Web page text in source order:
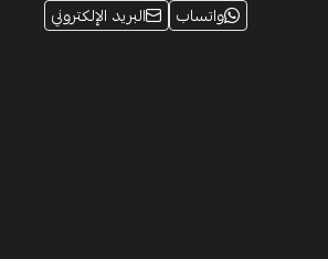
واتساب البريد الإلكتروني